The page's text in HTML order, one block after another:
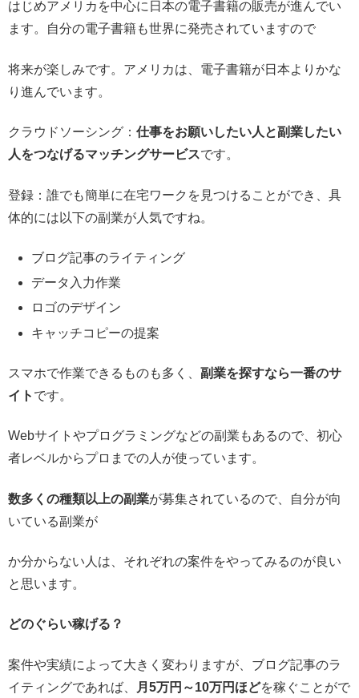
はじめアメリカを中心に日本の電子書籍の販売が進んでい
ます。自分の電子書籍も世界に発売されていますので
将来が楽しみです。アメリカは、電子書籍が日本よりかな
り進んでいます。
クラウドソーシング： 仕事をお願いしたい人と副業したい
人をつなげるマッチングサービスです。
登録：誰でも簡単に在宅ワークを見つけることができ、具
体的には以下の副業が人気ですね。
ブログ記事のライティング
データ入力作業
ロゴのデザイン
キャッチコピーの提案
スマホで作業できるものも多く、 副業を探すなら一番のサ
イト です。
Webサイトやプログラミングなどの副業もあるので、初心
者レベルからプロまでの人が使っています。
数多くの種類以上の副業が募集されているので、自分が向
いている副業が
か分からない人は、それぞれの案件をやってみるのが良い
と思います。
どのぐらい稼げる？
案件や実績によって大きく変わりますが、ブログ記事のラ
イティングであれば、
月5万円～10万円ほどを稼ぐことがで